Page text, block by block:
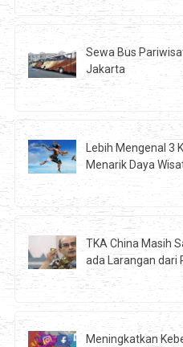
Sewa Bus
Jakarta
Lebih Mengenal 3
Menarik Daya
TKA China Masih
ada Larangan dari
Meningkatkan